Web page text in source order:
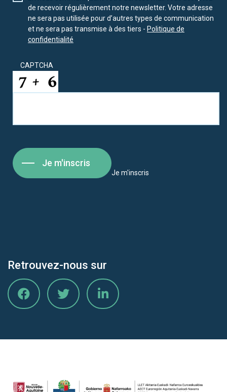
de recevoir régulièrement notre newsletter. Votre adresse
ne sera pas utilisée pour d’autres types de communication
et ne sera pas transmise à des tiers - Politique de
confidentialité
CAPTCHA
Je m'inscris
Je m'inscris
Retrouvez-nous sur